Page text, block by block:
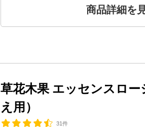
商品詳細を
草花木果 エッセンスロ
え用）
31件